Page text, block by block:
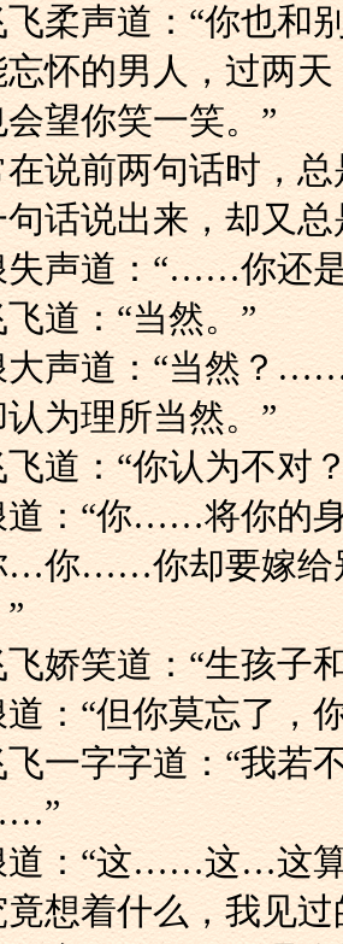
白飞飞柔声道：“你也
怀的男人，过两
会望你笑一笑。”
她常在说前两句话时
句话说出来，却又
沈浪失声道：“……你
飞飞道：“当然。”
沈浪大声道：“当然
为理所当然。”
飞飞道：“你认为不对
沈浪道：“你……将你
…你……你却要嫁给
飞飞娇笑道：“生孩
浪道：“但你莫忘了
白飞飞一字字道：“我
沈浪道：“这……这…
想着什么，我见